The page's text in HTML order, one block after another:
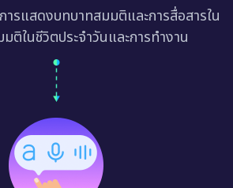
ารแสดงบทบาทสมมติและการสื่อสารใน
ติในชีวิตประจำวันและการทำงาน